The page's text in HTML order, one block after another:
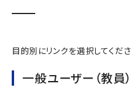
目的別にリンクを選択してくださ
一般ユーザー（教員